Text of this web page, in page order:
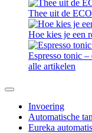
Thee uit de
Hoe kies je een
Espresso tonic
alle artikelen
Invoering
Automatische
Eureka